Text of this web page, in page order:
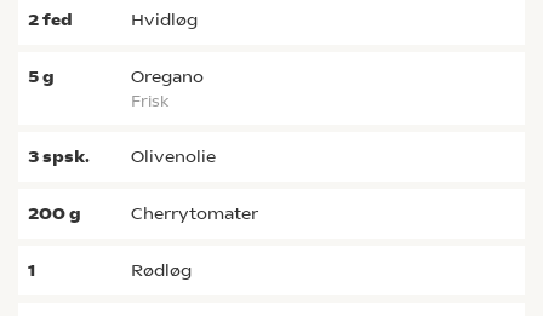
2fed hvidløg
5g oregano
frisk
3spsk. olivenolie
200g cherrytomater
1 rødløg